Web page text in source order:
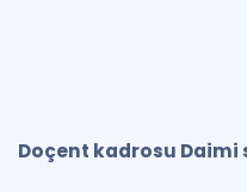
Doçent kadrosu